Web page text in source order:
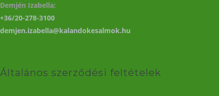
Demjén Izabella:
+36/20-278-3100
demjen.izabella@kalandokesalmok.hu
Általános szerződési feltételek